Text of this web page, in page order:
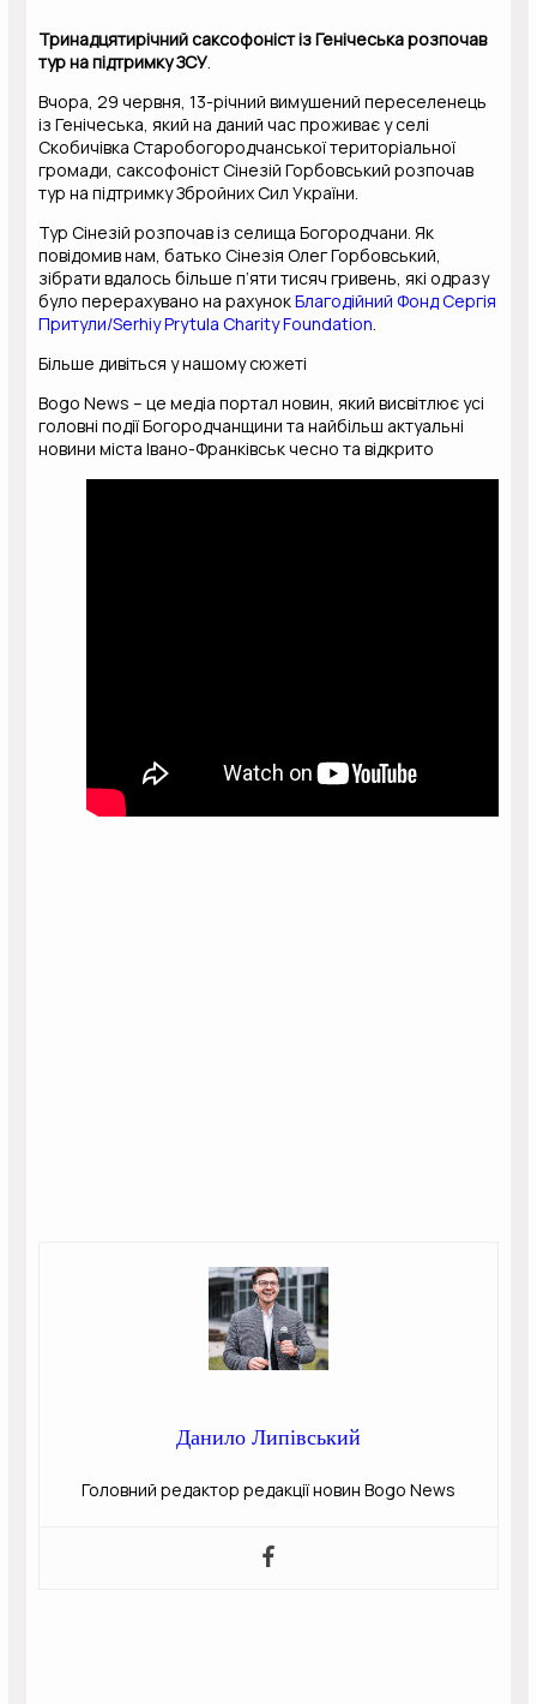
Тринадцятирічний саксофоніст із Генічеська розпочав
тур на підтримку ЗСУ
Вчора, 29 червня, 13-річний вимушений переселенець
із Генічеська, який на даний час проживає у селі
Скобичівка Старобогородчанської територіальної
громади, саксофоніст Сінезій Горбовський розпочав
тур на підтримку Збройних Сил України.
ТурСінезій розпочав із селища Богородчани. Як
повідомив нам, батько Сінезія Олег Горбовський,
зібрати вдалось більше п’яти тисяч гривень, які одразу
було перерахувано на рахунокБлагодійний Фонд Сергія
Притули/Serhiy Prytula Charity Foundation
Більше дивіться у нашому сюжеті
Bogo News – це медіа портал новин, який висвітлює усі
головні події Богородчанщини та найбільш актуальні
новини міста Івано-Франківськ чесно та відкрито
Данило Липівський
Головний редактор редакції новин Bogo News